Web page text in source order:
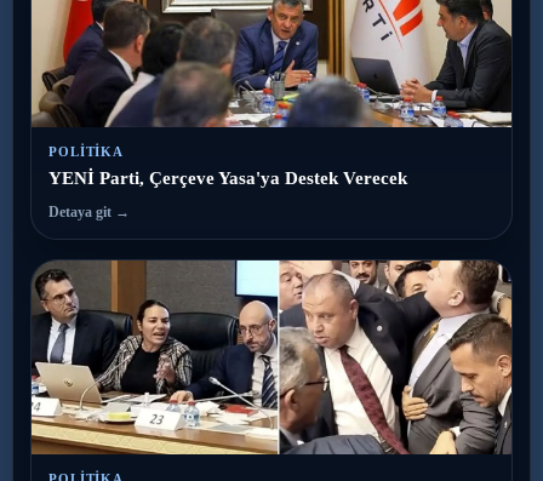
POLITIKA
YENİ Parti, Çerçeve Yasa'ya Destek Verecek
Detaya git →